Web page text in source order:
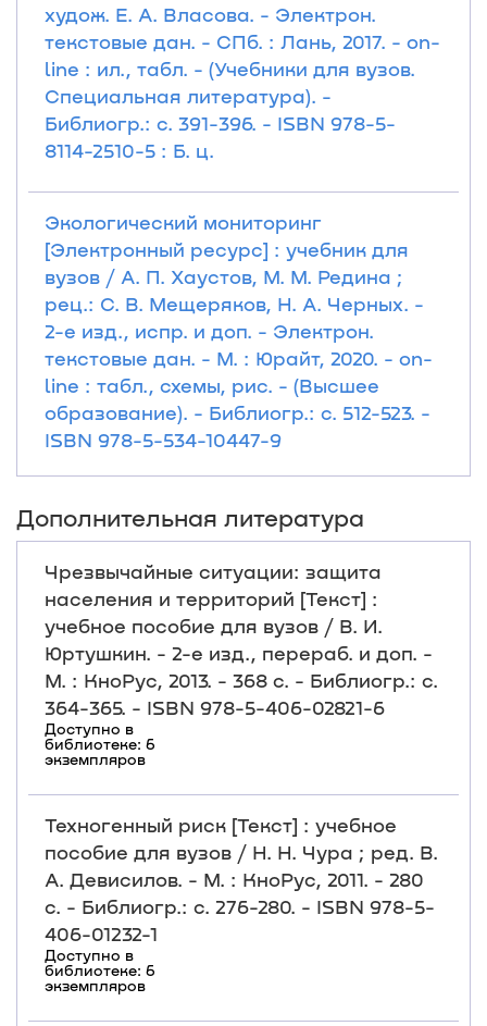
худож. Е. А. Власова. - Электрон.
текстовые дан. - СПб. : Лань, 2017. - on-
line : ил., табл. - (Учебники для вузов.
Специальная литература). -
Библиогр.: с. 391-396. - ISBN 978-5-
8114-2510-5 : Б. ц.
Экологический мониторинг
[Электронный ресурс] : учебник для
вузов / А. П. Хаустов, М. М. Редина ;
рец.: С. В. Мещеряков, Н. А. Черных. -
2-е изд., испр. и доп. - Электрон.
текстовые дан. - М. : Юрайт, 2020. - on-
line : табл., схемы, рис. - (Высшее
образование). - Библиогр.: с. 512-523. -
ISBN 978-5-534-10447-9
Дополнительная литература
Чрезвычайные ситуации: защита
населения и территорий [Текст] :
учебное пособие для вузов / В. И.
Юртушкин. - 2-е изд., перераб. и доп. -
М. : КноРус, 2013. - 368 с. - Библиогр.: с.
364-365. - ISBN 978-5-406-02821-6
Доступно в
библиотеке: 6
экземпляров
Техногенный риск [Текст] : учебное
пособие для вузов / Н. Н. Чура ; ред. В.
А. Девисилов. - М. : КноРус, 2011. - 280
с. - Библиогр.: с. 276-280. - ISBN 978-5-
406-01232-1
Доступно в
библиотеке: 6
экземпляров